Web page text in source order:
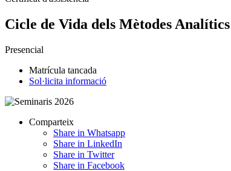
Cicle de Vida dels Mètodes
Presencial
Matrícula tancada
Sol·licita informació
Comparteix
Share in Whatsapp
Share in LinkedIn
Share in Twitter
Share in Facebook